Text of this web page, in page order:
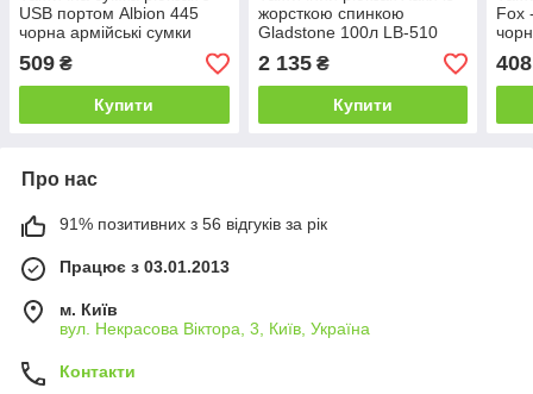
USB портом Albion 445
чорна армійські сумки
509 ₴
Купити
жорсткою спинкою
Gladstone 100л LB-510
2 135₴
Купити
Fox
408
Про нас
91% позитивних з 56 відгуків за рік
Працює з 03.01.2013
м. Київ
вул. Некрасова Віктора, 3, Київ, Україна
Контакти